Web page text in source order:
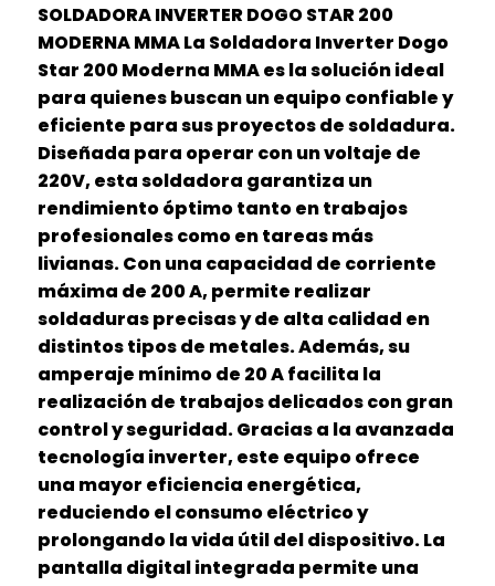
SOLDADORA INVERTER DOGO STAR 200
MODERNA MMA La Soldadora Inverter Dogo
Star 200 Moderna MMA es la solución ideal
para quienes buscan un equipo confiable y
eficiente para sus proyectos de soldadura.
Diseñada para operar con un voltaje de
220V, esta soldadora garantiza un
rendimiento óptimo tanto en trabajos
profesionales como en tareas más
livianas. Con una capacidad de corriente
máxima de 200 A, permite realizar
soldaduras precisas y de alta calidad en
distintos tipos de metales. Además, su
amperaje mínimo de 20 A facilita la
realización de trabajos delicados con gran
control y seguridad. Gracias a la avanzada
tecnología inverter, este equipo ofrece
una mayor eficiencia energética,
reduciendo el consumo eléctrico y
prolongando la vida útil del dispositivo. La
pantalla digital integrada permite una